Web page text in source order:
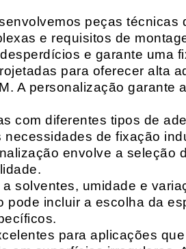
peças técnicas
e requisitos de
e garante uma
para oferecer alta
A personalização garante
com diferentes tipos de
de fixação
envolve a seleção
solventes, umidade e
incluir a escolha da
para aplicações